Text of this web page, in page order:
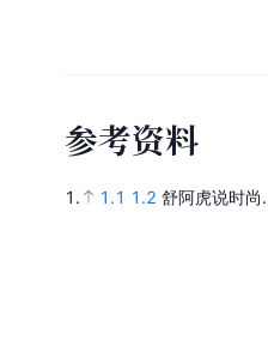
参考资料
1. 1.1 1.2 舒阿虎说时